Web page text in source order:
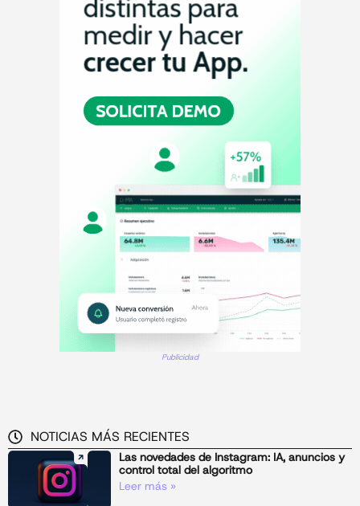
Publicidad
NOTICIAS MÁS RECIENTES
Las novedades de Instagram: IA, anuncios y
control total del algoritmo
Leer más »